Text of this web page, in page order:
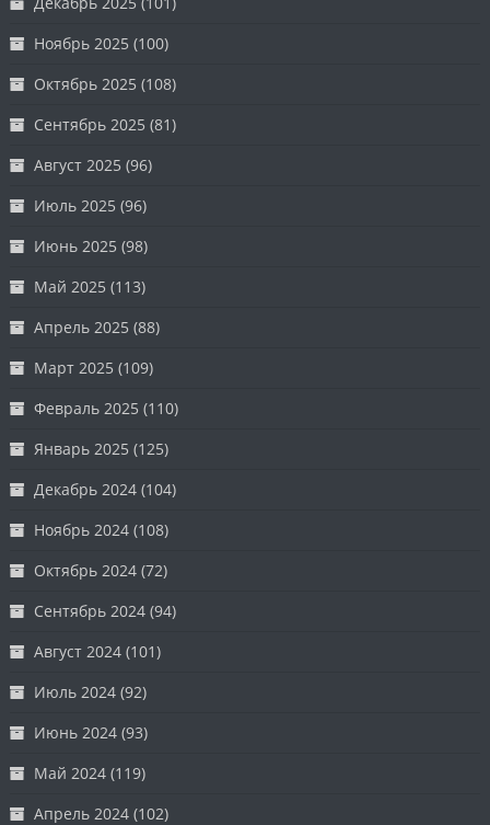
Ноябрь 2025 (100)
Октябрь 2025 (108)
Сентябрь 2025 (81)
Август 2025 (96)
Июль 2025 (96)
Июнь 2025 (98)
Май 2025 (113)
Апрель 2025 (88)
Март 2025 (109)
Февраль 2025 (110)
Январь 2025 (125)
Декабрь 2024 (104)
Ноябрь 2024 (108)
Октябрь 2024 (72)
Сентябрь 2024 (94)
Август 2024 (101)
Июль 2024 (92)
Июнь 2024 (93)
Май 2024 (119)
Апрель 2024 (102)